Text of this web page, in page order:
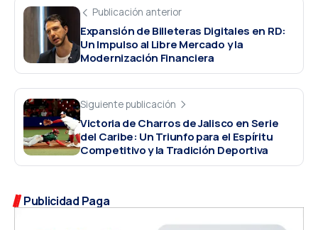
Publicación anterior
Expansión de Billeteras Digitales en RD:
Un Impulso al Libre Mercado y la
Modernización Financiera
Siguiente publicación
Victoria de Charros de Jalisco en Serie
del Caribe: Un Triunfo para el Espíritu
Competitivo y la Tradición Deportiva
Publicidad Paga